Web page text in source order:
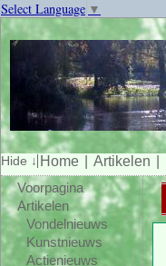
Select Language ▼
Home Artikelen
Voorpagina
Artikelen
Vondelnieuws
Kunstnieuws
Actienieuws